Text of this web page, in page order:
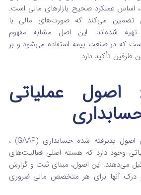
اساس عملکرد صحیح بازارهای مالی است.
می‌کند که صورت‌های مالی با
شده‌اند. این اصل مشابه مفهوم
که در صنعت بیمه استفاده می‌شود و بر
طرفین تأکید دارد.
۴: اصول عملیاتی
در کنار ده اصل بنیادین اصول پذیرفته‌ شده حسابداری (GAAP) ،
وجود دارد که هسته اصلی فعالیت‌های
می‌دهند. این اصول، مبنای ثبت و گزارش
درک آنها برای هر متخصص مالی ضروری